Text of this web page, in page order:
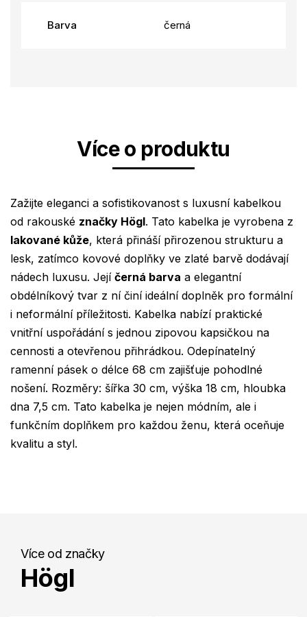
Barva černá
Více o produktu
Zažijte eleganci a sofistikovanost s luxusní kabelkou
od rakouské značky Högl. Tato kabelka je vyrobena z
lakované kůže, která přináší přirozenou strukturu a
lesk, zatímco kovové doplňky ve zlaté barvě dodávají
nádech luxusu. Její černá barva a elegantní
obdélníkový tvar z ní činí ideální doplněk pro formální
i neformální příležitosti. Kabelka nabízí praktické
vnitřní uspořádání s jednou zipovou kapsičkou na
cennosti a otevřenou přihrádkou. Odepínatelný
ramenní pásek o délce 68 cm zajišťuje pohodlné
nošení. Rozměry: šířka 30 cm, výška 18 cm, hloubka
dna 7,5 cm. Tato kabelka je nejen módním, ale i
funkčním doplňkem pro každou ženu, která oceňuje
kvalitu a styl.
Více od značky
Högl